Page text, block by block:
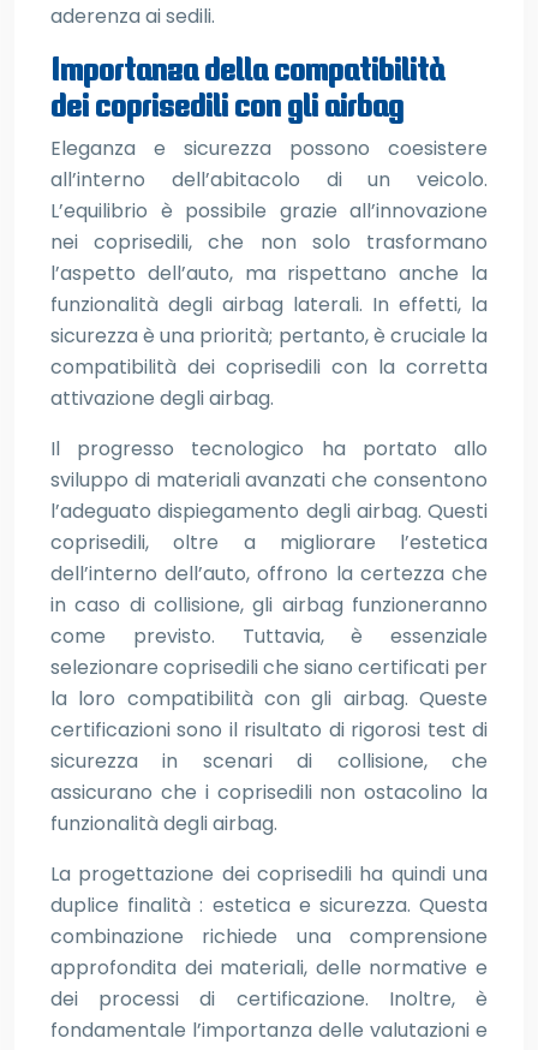
aderenza ai sedili.
Importanza della compatibilità
dei coprisedili con gli airbag
Eleganza e sicurezza possono coesistere
all’interno dell’abitacolo di un veicolo.
L’equilibrio è possibile grazie all’innovazione
nei coprisedili, che non solo trasformano
l’aspetto dell’auto, ma rispettano anche la
funzionalità degli airbag laterali. In effetti, la
sicurezza è una priorità; pertanto, è cruciale la
compatibilità dei coprisedili con la corretta
attivazione degli airbag.
Il progresso tecnologico ha portato allo
sviluppo di materiali avanzati che consentono
l’adeguato dispiegamento degli airbag. Questi
coprisedili, oltre a migliorare l’estetica
dell’interno dell’auto, offrono la certezza che
in caso di collisione, gli airbag funzioneranno
come previsto. Tuttavia, è essenziale
selezionare coprisedili che siano certificati per
la loro compatibilità con gli airbag. Queste
certificazioni sono il risultato di rigorosi test di
sicurezza in scenari di collisione, che
assicurano che i coprisedili non ostacolino la
funzionalità degli airbag.
La progettazione dei coprisedili ha quindi una
duplice finalità : estetica e sicurezza. Questa
combinazione richiede una comprensione
approfondita dei materiali, delle normative e
dei processi di certificazione. Inoltre, è
fondamentale l’importanza delle valutazioni e